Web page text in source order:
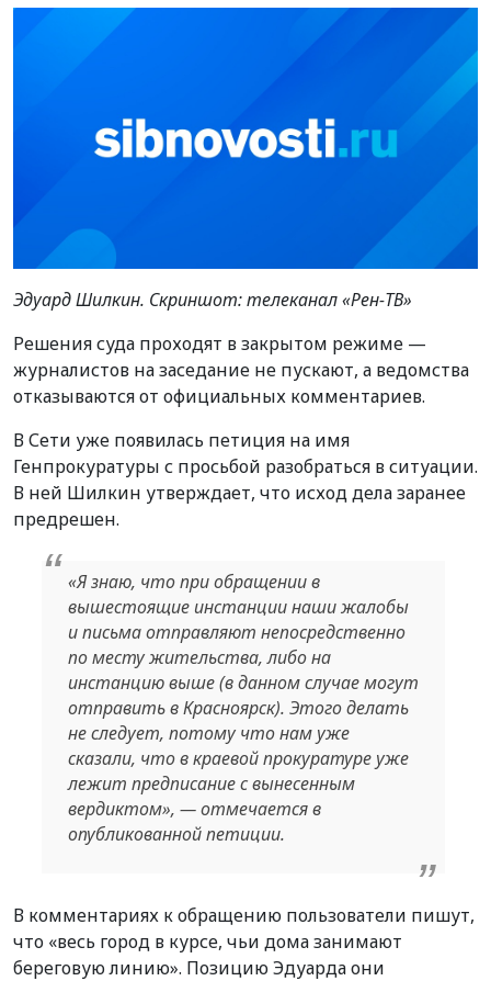
Эдуард Шилкин. Скриншот: телеканал «Рен-ТВ»
Решения суда проходят в закрытом режиме —
журналистов на заседание не пускают, а ведомства
отказываются от официальных комментариев.
В Сети уже появилась петиция на имя
Генпрокуратуры с просьбой разобраться в ситуации.
В ней Шилкин утверждает, что исход дела заранее
предрешен.
«Я знаю, что при обращении в
вышестоящие инстанции наши жалобы
и письма отправляют непосредственно
по месту жительства, либо на
инстанцию выше (в данном случае могут
отправить в Красноярск). Этого делать
не следует, потому что нам уже
сказали, что в краевой прокуратуре уже
лежит предписание с вынесенным
вердиктом», — отмечается в
опубликованной петиции.
В комментариях к обращению пользователи пишут,
что «весь город в курсе, чьи дома занимают
береговую линию». Позицию Эдуарда они